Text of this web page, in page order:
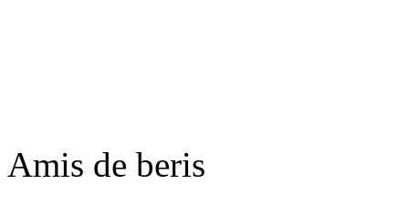
Amis de beris